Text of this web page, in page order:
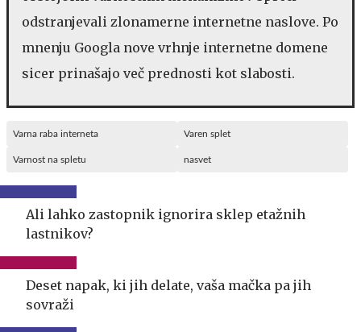
odstranjevali zlonamerne internetne naslove. Po
mnenju Googla nove vrhnje internetne domene
sicer prinašajo več prednosti kot slabosti.
Varna raba interneta Varen splet
Varnost na spletu nasvet
Ali lahko zastopnik ignorira sklep etažnih
lastnikov?
Deset napak, ki jih delate, vaša mačka pa jih
sovraži